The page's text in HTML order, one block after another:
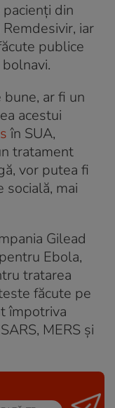
din
iar
publice
ar fi un
acestui
în SUA,
tratament
vor putea fi
mai
Gilead
Ebola,
tratarea
făcute pe
împotriva
MERS și